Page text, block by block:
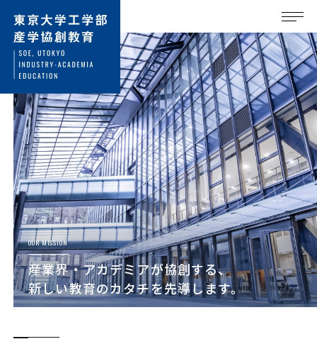
OUR MISSION
産業界・アカデミアが協創する、
新しい教育のカタチを先導します。